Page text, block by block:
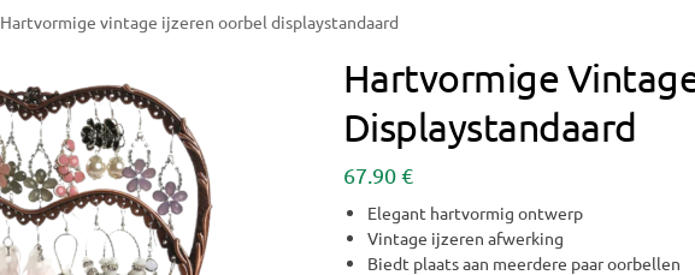
Hartvormige vintage ijzeren oorbel displaystandaard
Hartvormige
Displaystandaard
67.90€
Elegant hartvormig ontwerp
Vintage ijzeren afwerking
Biedt plaats aan meerdere paar oorbellen